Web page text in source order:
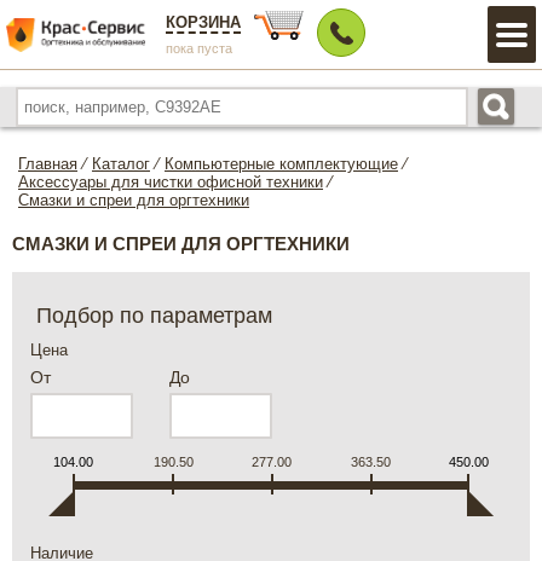
КОРЗИНА
пока пуста
Главная ⁄ Каталог ⁄ Компьютерные комплектующие ⁄
Аксессуары для чистки офисной техники ⁄
Смазки и спреи для оргтехники
СМАЗКИ И СПРЕИ ДЛЯ ОРГТЕХНИКИ
Подбор по параметрам
Цена
От До
104.00 190.50 277.00 363.50 450.00
Наличие